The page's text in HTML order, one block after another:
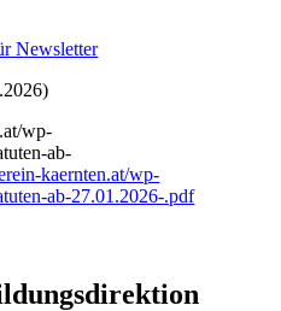
Newsletter
wp-
ab-
kaernten.at/wp-
ab-27.01.2026-.pdf